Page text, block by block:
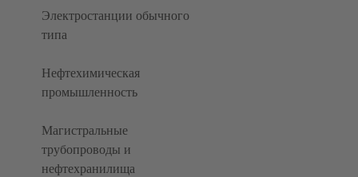
Электростанции обычного
типа
Нефтехимическая
промышленность
Магистральные
трубопроводы и
нефтехранилища